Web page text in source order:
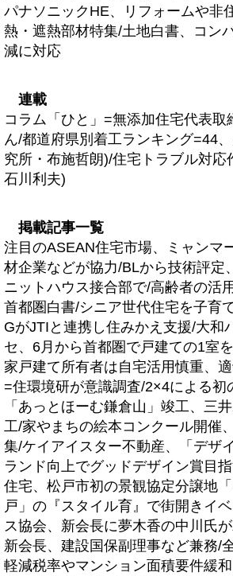
パナソニックHE、リフォームや非
熱・遮熱部材特集/土地白書、コン
減に対応
連載
コラム「ひと」=無添加住宅代表取
ん/都道府県別着工ランキング=44
究所・布施哲朗)/住宅トラブル対応
石川利夫)
掲載記事一覧
注目のASEAN住宅市場、ミャンマ
材企業などが協力/BLから技術評定
ニットハウス接合部で/高齢者の活
首都圏白書/シニア世代住宅を子育
GがJTIと連携し住みかえ支援/大和
セ、6月から首都圏で戸建ての1室
家戸建て所有者は自宅活用慎重、
=住環境研が意識調査/2×4による初
「あっとほーむ鎌倉山」竣工、三
工/家やまちの絵本コンクール開催
集/ケイアイスター不動産、「デザ
ランド向上でグッドデザイン賞目
住宅、松戸市初の景観協定分譲地
戸」の『スタイル育』で街開きイ
ス協会、新会長に夢木香の中川氏
新会長、建設国保副理事など兼務/
軽減税率やマンション面積要件緩